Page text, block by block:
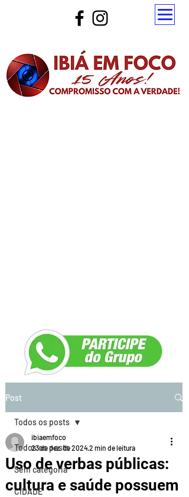
Post
Todos os posts
Sem categoria
CIDADE
Todos os posts
Uso de verbas públicas:
cultura e saúde possuem
ibiaemfoco
23 de dez. de 20242 min de leitura